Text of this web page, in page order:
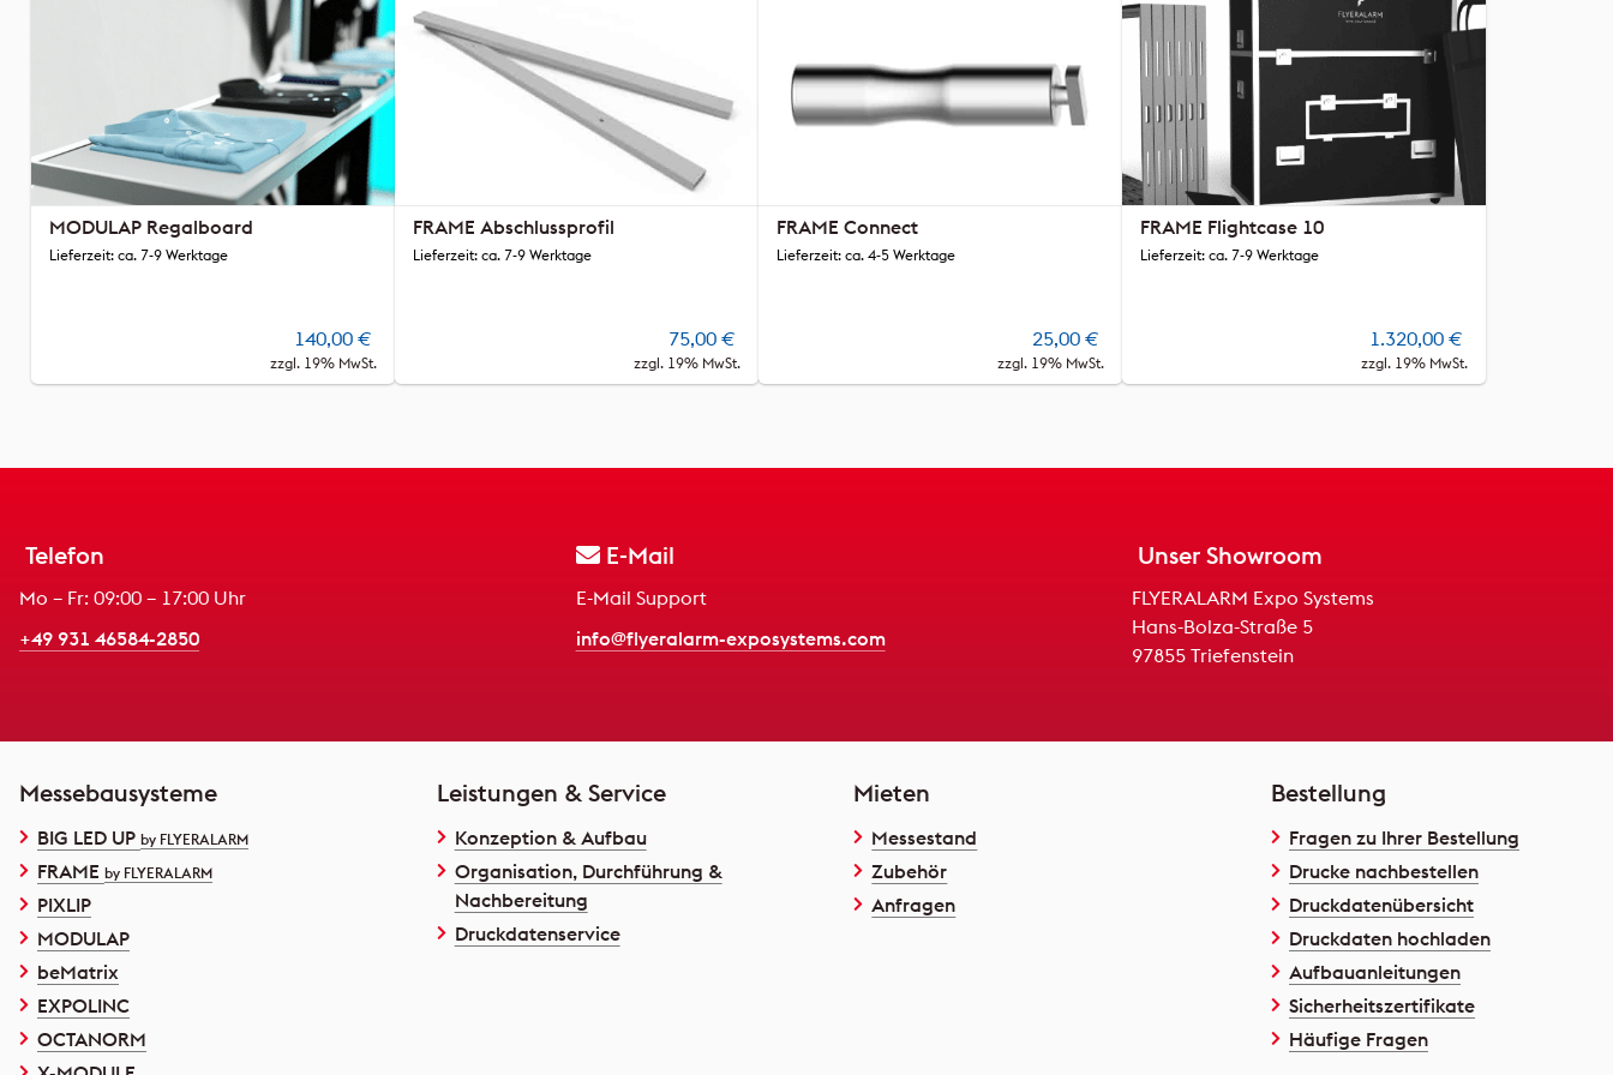
MODULAP Regalboard
Lieferzeit: ca. 7-9 Werktage
140,00 €
zzgl. 19% MwSt.
FRAME Abschlussprofil
Lieferzeit: ca. 7-9 Werktage
75,00 €
zzgl. 19% MwSt.
FRAME Connect
25,00 €
zzgl. 19% MwSt.
Lieferzeit: ca. 4-5 Werktage
FRAME Flightcase 10
Lieferzeit: ca. 7-9 Werktage
1.320,00 €
zzgl. 19% MwSt.
Telefon
Mo – Fr: 09:00 – 17:00 Uhr
+49 931 46584-2850
E-Mail
E-Mail Support
info@flyeralarm-exposystems.com
Unser Showroom
FLYERALARM Expo Systems
Hans-Bolza-Straße 5
97855 Triefenstein
Messebausysteme
BIG LED UP by FLYERALARM
FRAME by FLYERALARM
PIXLIP
MODULAP
beMatrix
EXPOLINC
OCTANORM
Leistungen & Service
Konzeption & Aufbau
Organisation, Durchführung &
Nachbereitung
Druckdatenservice
Mieten
Messestand
Zubehör
Anfragen
Bestellung
Fragen zu Ihrer Bestellung
Drucke nachbestellen
Druckdatenübersicht
Druckdaten hochladen
Aufbauanleitungen
Sicherheitszertifikate
Häufige Fragen